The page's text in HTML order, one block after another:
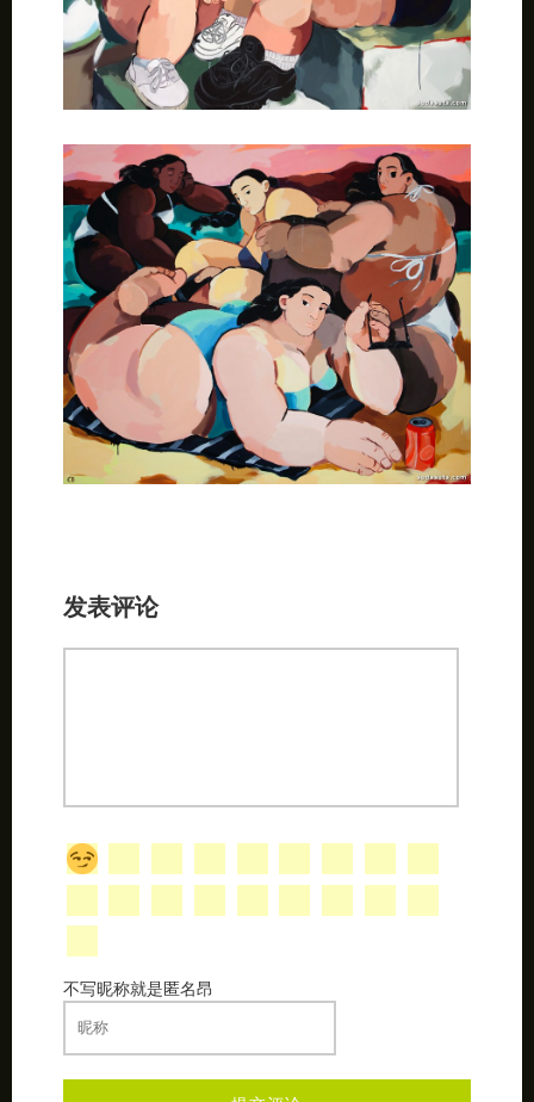
发表评论
不写昵称就是匿名昂